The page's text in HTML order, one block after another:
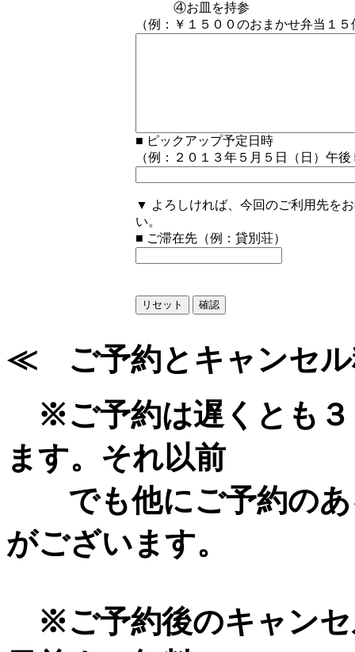
④お皿を持参
（例：￥１５００のおまかせ弁当１５
■ ピックアップ予定日時
（例：２０１３年５月５日（日）午後
▼ よろしければ、今回のご利用先を
い。
■ ご滞在先 （例：貸別荘）
≪ ご予約とキャンセ
※ご予約は遅くとも３
ます。それ以前
でも他にご予約のあ
がございます。
※ご予約後のキャンセ